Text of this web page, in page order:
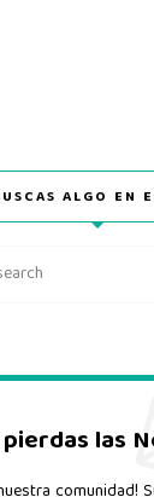
ALGO EN
las